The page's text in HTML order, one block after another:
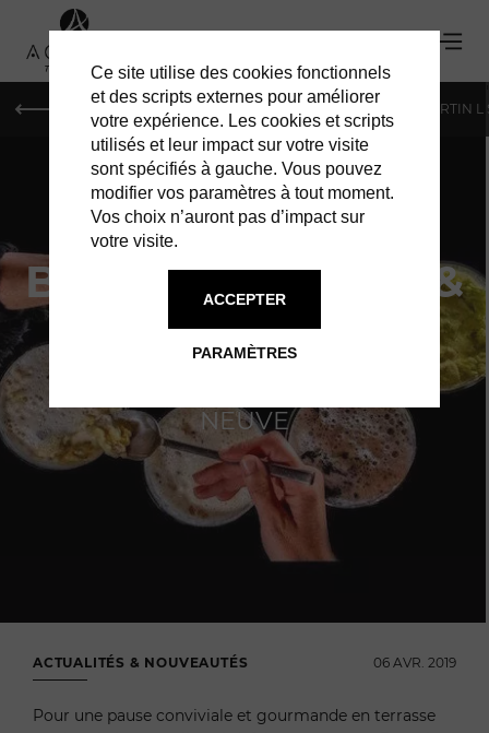
MONACO GENÈVE ST-MARTIN
BARTS | RISOTTO &
CIE
NEUVE
ACTUALITÉS & NOUVEAUTÉS 06 AVR. 2019
Pour une pause conviviale et gourmande en terrasse
Ce site utilise des cookies fonctionnels
et des scripts externes pour améliorer
votre expérience. Les cookies et scripts
utilisés et leur impact sur votre visite
sont spécifiés à gauche. Vous pouvez
modifier vos paramètres à tout moment.
Vos choix n’auront pas d’impact sur
votre visite.
PARAMÈTRES
ACCEPTER